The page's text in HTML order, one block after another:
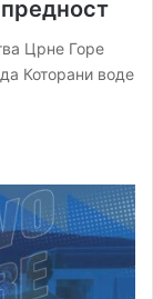
Црне Горе
Которани воде